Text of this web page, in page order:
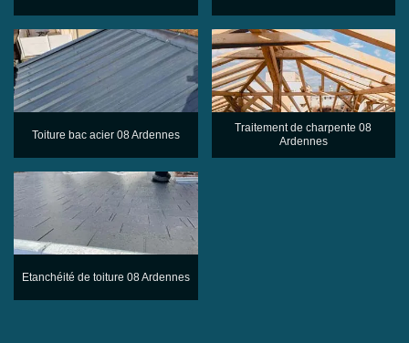
Toiture bac acier 08 Ardennes
Traitement de charpente 08
Ardennes
Etanchéité de toiture 08 Ardennes